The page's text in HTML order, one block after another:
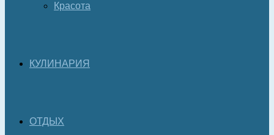
Красота
КУЛИНАРИЯ
ОТДЫХ